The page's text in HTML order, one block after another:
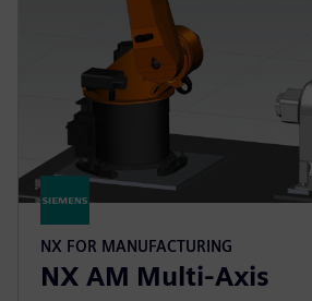
NX FOR MANUFACTURING
NX AM Multi-Axis